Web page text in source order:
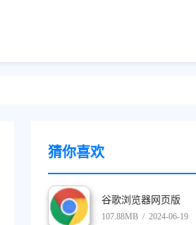
猜你喜欢
谷歌浏览器网页版
107.88MB / 2024-06-19